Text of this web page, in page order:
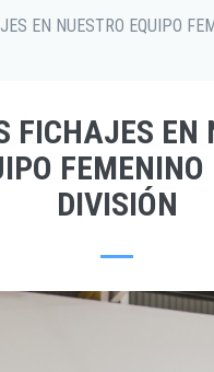
EN NUESTRO EQUIPO
FICHAJES EN
FEMENINO
DIVISIÓN